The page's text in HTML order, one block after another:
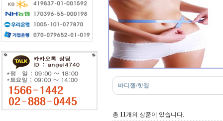
바디젤/핫젤
총 11개의 상품이 있습니다.